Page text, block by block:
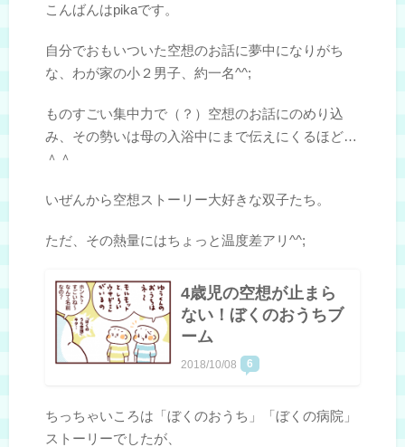
こんばんはpikaです。
自分でおもいついた空想のお話に夢中になりがち
な、わが家の小２男子、約一名^^;
ものすごい集中力で（？）空想のお話にのめり込
み、その勢いは母の入浴中にまで伝えにくるほど…
＾＾
いぜんから空想ストーリー大好きな双子たち。
ただ、その熱量にはちょっと温度差アリ^^;
4歳児の空想が止まら
ない！ぼくのおうちブ
ーム
2018/10/08 6
ちっちゃいころは「ぼくのおうち」「ぼくの病院」
ストーリーでしたが、